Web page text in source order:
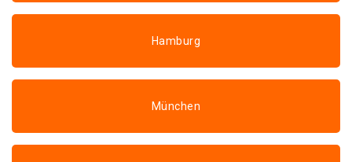
Hamburg
München